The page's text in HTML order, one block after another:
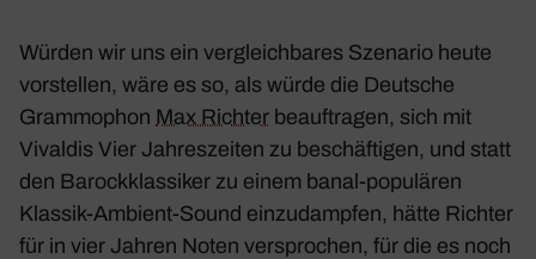
Würden wir uns ein vergleich­bares Szenario heute
vorstellen, wäre es so, als würde die Deut­sche
Gram­mo­phon Max Richter beauf­tragen, sich mit
Vivaldis Vier Jahres­zeiten zu beschäf­tigen, und statt
den Barock­klas­siker zu einem banal-popu­lären
Klassik-Ambient-Sound einzu­dampfen, hätte Richter
für in vier Jahren Noten verspro­chen, für die es noch